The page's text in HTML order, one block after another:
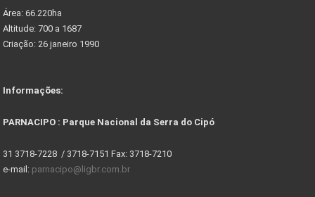
Área: 66.220ha
Altitude: 700 a 1687
Criação: 26 janeiro 1990
Informações:
PARNACIPO : Parque Nacional da Serra do Cipó
31 3718-7228 / 3718-7151 Fax: 3718-7210
e-mail: parnacipo@ligbr.com.br